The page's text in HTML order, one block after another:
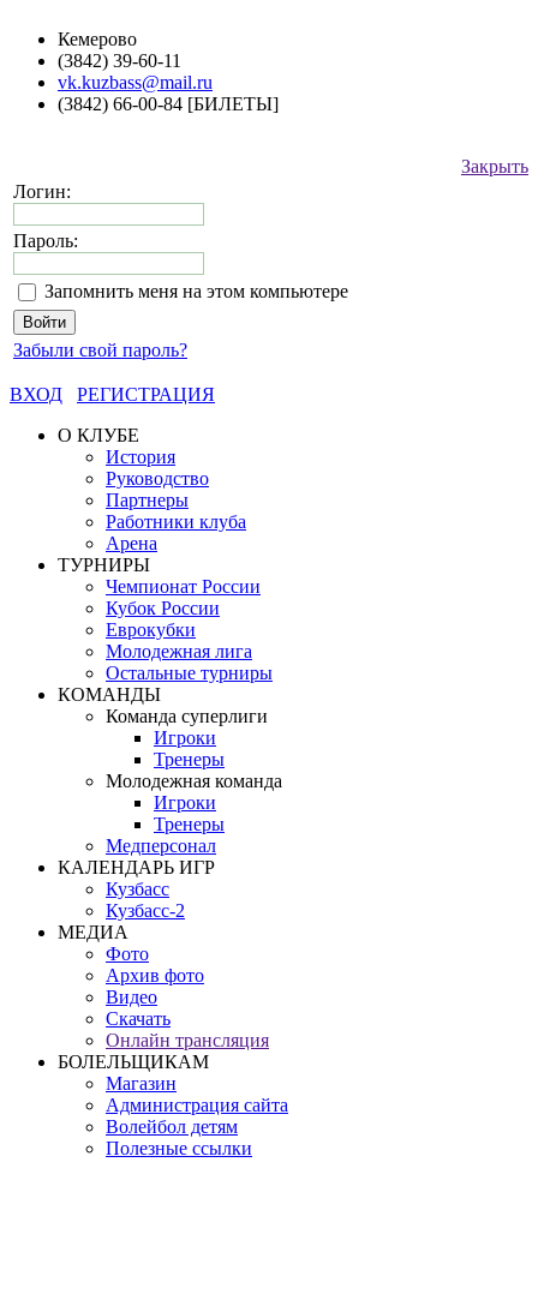
Кемерово
(3842) 39-60-11
vk.kuzbass@mail.ru
(3842) 66-00-84 [БИЛЕТЫ]
Закрыть
Логин:
Пароль:
Запомнить меня на этом компьютере
Забыли свой пароль?
ВХОД
РЕГИСТРАЦИЯ
О КЛУБЕ
История
Руководство
Партнеры
Работники клуба
Арена
ТУРНИРЫ
Чемпионат России
Кубок России
Еврокубки
Молодежная лига
Остальные турниры
КОМАНДЫ
Команда суперлиги
Игроки
Тренеры
Молодежная команда
Игроки
Тренеры
Медперсонал
КАЛЕНДАРЬ ИГР
Кузбасс
Кузбасс-2
МЕДИА
Фото
Архив фото
Видео
Скачать
Онлайн трансляция
БОЛЕЛЬЩИКАМ
Магазин
Администрация сайта
Волейбол детям
Полезные ссылки